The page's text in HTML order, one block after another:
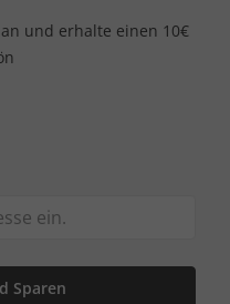
und erhalte einen 10€
Sparen